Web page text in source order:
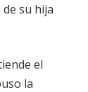
su hija
el
la